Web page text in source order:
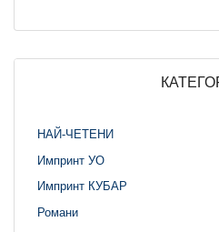
НАЙ-ЧЕТЕНИ
Импринт УО
Импринт КУБАР
Романи